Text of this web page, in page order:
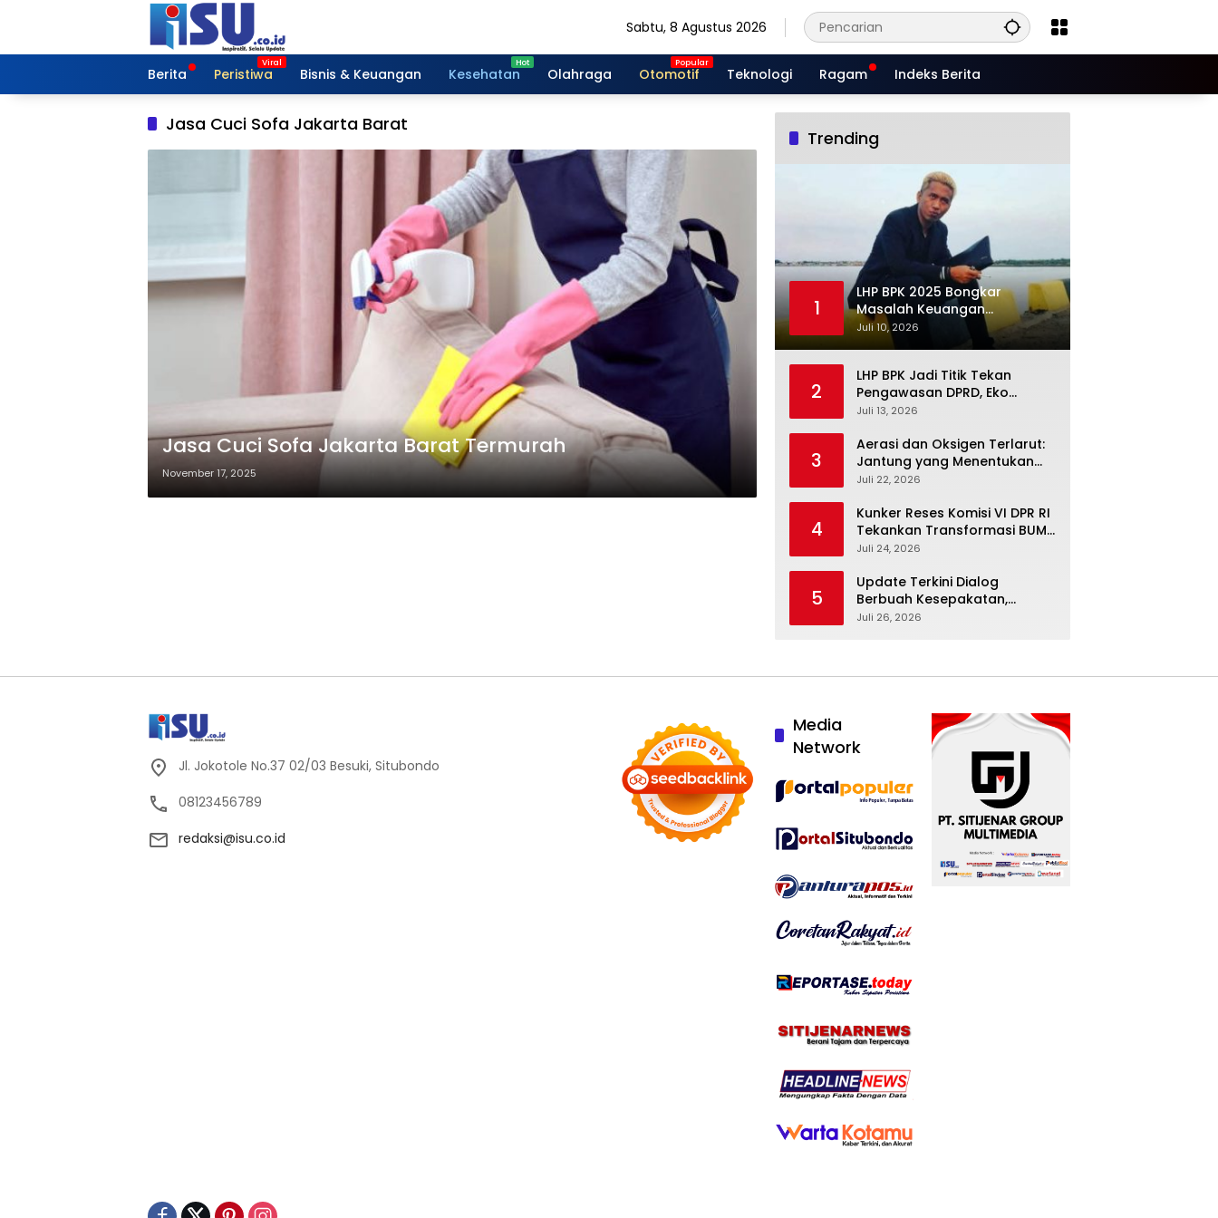
Sabtu, 8 Agustus 2026
Berita Peristiwa Bisnis & Keuangan Kesehatan Olahraga Otomotif Teknologi Ragam Indeks Berita
Jasa Cuci Sofa Jakarta Barat
Jasa Cuci Sofa Jakarta Barat Termurah
November 17, 2025
Trending
1
LHP BPK 2025 Bongkar
Masalah Keuangan
Situbondo, Potensi Miliaran
Rupiah Masih Belum Terkelola
Juli 10, 2026
2
LHP BPK Jadi Titik Tekan
Pengawasan DPRD, Eko
Febriyanto Datangi Komisi IV
Berpijak pada Dokumen
Resmi Negara
Juli 13, 2026
3
Aerasi dan Oksigen Terlarut:
Jantung yang Menentukan
Hidup Tambak Vaname
Juli 22, 2026
4
Kunker Reses Komisi VI DPR RI
Tekankan Transformasi BUMN
Maritim, Nasim Khan Kawal
Juli 24, 2026
5
Update Terkini Dialog
Berbuah Kesepakatan,
SPBUN-SGN Batalkan Aksi
Juli 26, 2026
Jl. Jokotole No.37 02/03 Besuki, Situbondo
08123456789
redaksi@isu.co.id
Media
Network